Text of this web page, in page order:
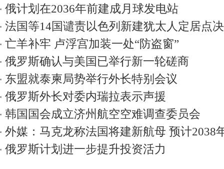
俄计划在2036年前建成月球发电站
法国等14国谴责以色列新建犹太人定居点
亡羊补牢 卢浮宫加装一处“防盗窗”
俄罗斯确认与美国已举行新一轮磋商
东盟就泰柬局势举行外长特别会议
俄罗斯外长对委内瑞拉表示声援
韩国国会成立济州航空空难调查委员会
外媒：马克龙称法国将建新航母 预计2038
俄罗斯计划进一步提升投资活力